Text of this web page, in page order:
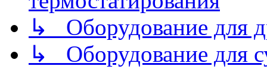
↳ Оборудование для
↳ Оборудование для